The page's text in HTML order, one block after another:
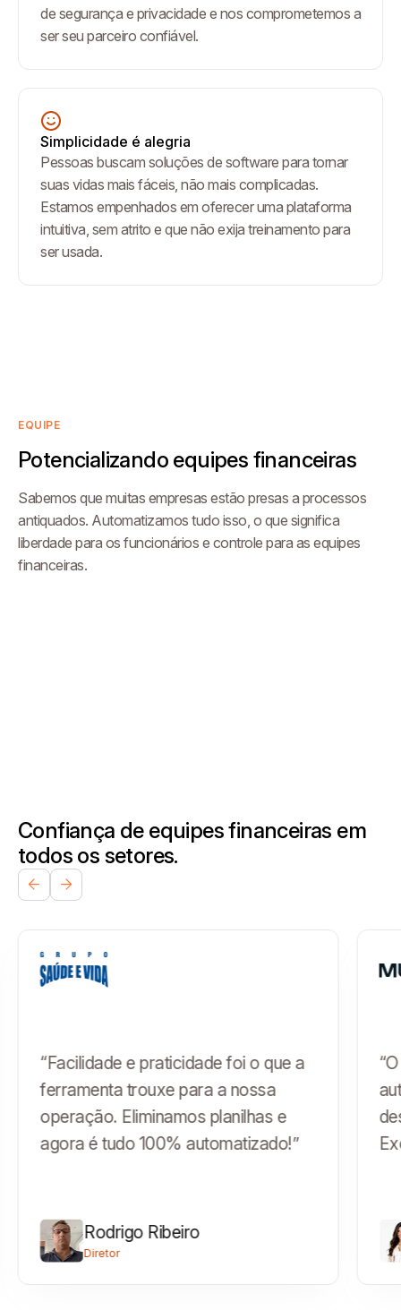
de segurança e privacidade e nos comprometemos a
ser seu parceiro confiável.
Simplicidade é alegria
Pessoas buscam soluções de software para tornar
suas vidas mais fáceis, não mais complicadas.
Estamos empenhados em oferecer uma plataforma
intuitiva, sem atrito e que não exija treinamento para
ser usada.
EQUIPE
Potencializando equipes financeiras
Sabemos que muitas empresas estão presas a processos
antiquados. Automatizamos tudo isso, o que significa
liberdade para os funcionários e controle para as equipes
financeiras.
Confiança de equipes financeiras em
todos os setores.
“Facilidade e praticidade foi o que a
ferramenta trouxe para a nossa
operação. Eliminamos planilhas e
agora é tudo 100% automatizado!”
Rodrigo Ribeiro
Diretor